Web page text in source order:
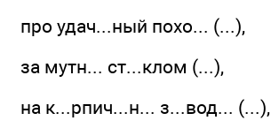
про удач...ный похо... (...),
за мутн... ст...клом (...),
на к...рпич...н... з...вод... (...),